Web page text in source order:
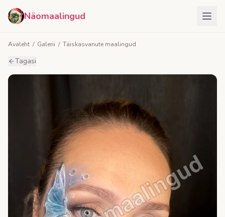
Näomaalingud
Avaleht / Galerii / Täiskasvanute maalingud
Tagasi